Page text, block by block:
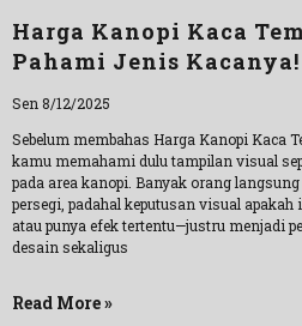
Harga Kanopi Kaca
Pahami Jenis Kacanya!
Sen 8/12/2025
Sebelum membahas Harga Kanopi Kaca
kamu memahami dulu tampilan visual
pada area kanopi. Banyak orang
persegi, padahal keputusan visual
atau punya efek tertentu—justru menjadi
desain sekaligus
Read More »